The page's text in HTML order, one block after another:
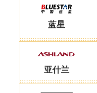
蓝星
亚什兰